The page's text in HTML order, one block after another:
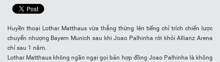
Huyền thoại Lothar Matthaus vừa thẳng thừng lên tiếng chỉ trích chiến lược
chuyển nhượng Bayern Munich sau khi Joao Palhinha rời khỏi Allianz Arena
chỉ sau 1 năm.
Lothar Matthaus không ngần ngại gọi bản hợp đồng Joao Palhinha là không